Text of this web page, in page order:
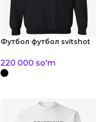
Футбол футбол svitshot
220 000 so'm